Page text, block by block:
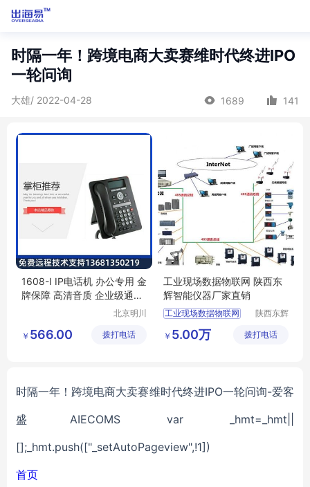
时隔一年！跨境电商大卖赛维时代终进IPO
一轮问询
大雄/ 2022-04-28 1689 141
1608-I IP电话机 办公专用 金
牌保障 高清音质 企业级通讯
北京明川
科技有限
￥ 566.00 拨打电话
工业现场数据物联网 陕西东
辉智能仪器厂家直销
工业现场数据物联网
供应 3C电子
陕西东辉
有限公司
￥ 5.00万 拨打电话
时隔一年！跨境电商大卖赛维时代终进IPO一轮问询-爱客
盛AIECOMS var _hmt=_hmt||
[];_hmt.push(["_setAutoPageview",!1])
首页